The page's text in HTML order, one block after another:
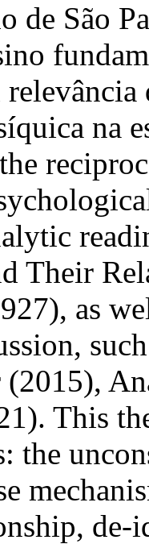
de São
na
Their
as
(2015),
This
the